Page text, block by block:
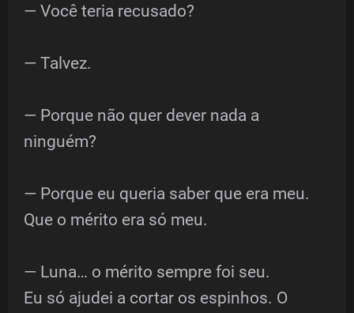
— Você teria recusado?
— Talvez.
— Porque não quer dever nada a
ninguém?
— Porque eu queria saber que era meu.
Que o mérito era só meu.
— Luna… o mérito sempre foi seu.
Eu só ajudei a cortar os espinhos. O